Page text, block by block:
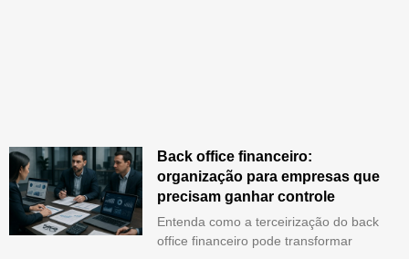
Back office financeiro:
organização para empresas que
precisam ganhar controle
Entenda como a terceirização do back
office financeiro pode transformar